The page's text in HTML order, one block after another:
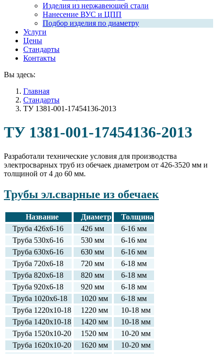
Изделия из нержавеющей стали
Нанесение ВУС и ЦПП
Подбор изделия по диаметру
Услуги
Цены
Стандарты
Контакты
Вы здесь:
Главная
Стандарты
ТУ 1381-001-17454136-2013
ТУ 1381-001-17454136-2013
Разработали технические условия для производства
электросварных труб из обечаек диаметром от 426‑3520 мм и
толщиной от 4 до 60 мм.
Трубы эл.сварные из обечаек
Название Диаметр
Толщина
Труба 426х6-16
426 мм
6-16 мм
Труба 530х6-16
530 мм
6-16 мм
Труба 630х6-16
630 мм
6-16 мм
Труба 720х6-18
720 мм
6-18 мм
Труба 820х6-18
820 мм
6-18 мм
Труба 920х6-18
920 мм
6-18 мм
Труба 1020х6-18
1020 мм
6-18 мм
Труба 1220х10-18
1220 мм
10-18 мм
Труба 1420х10-18
1420 мм
10-18 мм
Труба 1520х10-20
1520 мм
10-20 мм
Труба 1620х10-20
1620 мм
10-20 мм